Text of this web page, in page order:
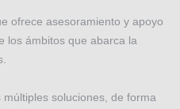
ofrece asesoramiento y apoyo
los ámbitos que abarca la
soluciones, de forma